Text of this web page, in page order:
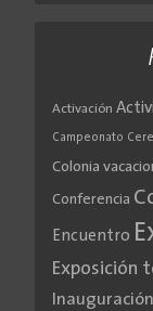
Activación
Campeonato
Colonia
Conferencia
Encuentro
Exposición
Inauguración